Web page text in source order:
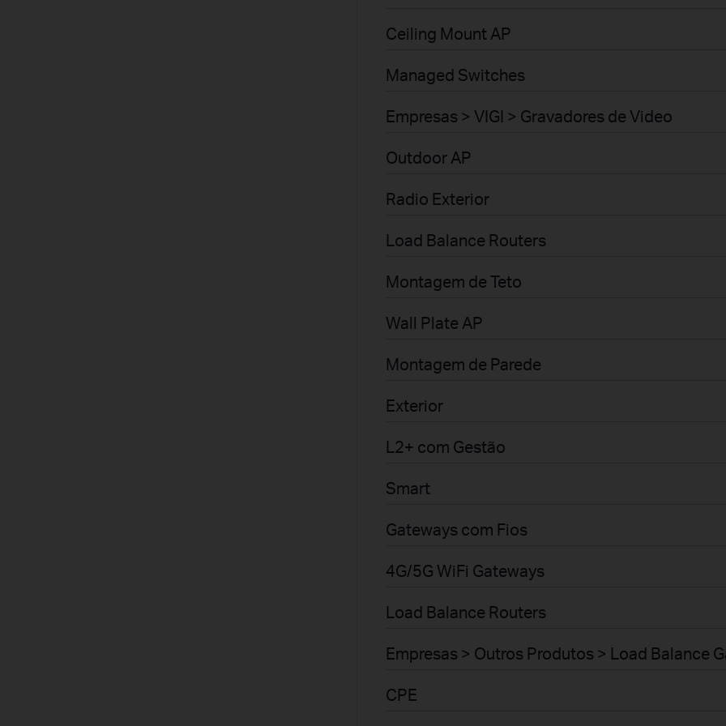
Ceiling Mount AP
Managed Switches
Empresas > VIGI > Gravadores de Video
Outdoor AP
Radio Exterior
Load Balance Routers
Montagem de Teto
Wall Plate AP
Montagem de Parede
Exterior
L2+ com Gestão
Smart
Gateways com Fios
4G/5G WiFi Gateways
Load Balance Routers
Empresas > Outros Produtos > Load Balance
CPE